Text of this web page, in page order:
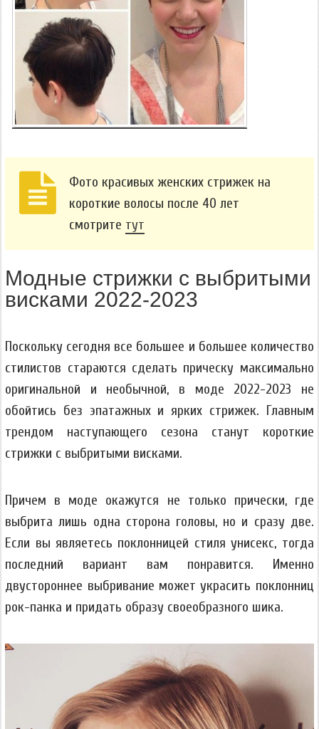
Фото красивых женских стрижек на
короткие волосы после 40 лет
смотрите тут
Модные стрижки с выбритыми
висками 2022-2023
Поскольку сегодня все большее и большее количество
стилистов стараются сделать прическу максимально
оригинальной и необычной, в моде 2022-2023 не
обойтись без эпатажных и ярких стрижек. Главным
трендом наступающего сезона станут короткие
стрижки с выбритыми висками.
Причем в моде окажутся не только прически, где
выбрита лишь одна сторона головы, но и сразу две.
Если вы являетесь поклонницей стиля унисекс, тогда
последний вариант вам понравится. Именно
двустороннее выбривание может украсить поклонниц
рок-панка и придать образу своеобразного шика.